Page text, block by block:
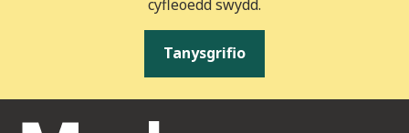
cyfleoedd swydd.
Tanysgrifio